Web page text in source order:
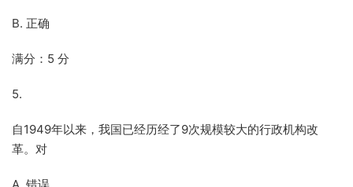
B. 正确
满分：5 分
5.
自1949年以来，我国已经历经了9次规模较大的行政机构改
革。对